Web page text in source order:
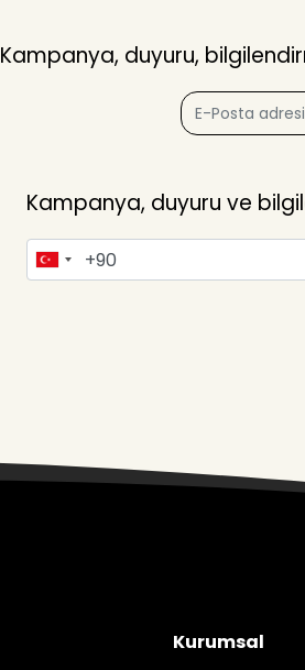
Kampanya, duyuru,
Kampanya, duyuru ve
Kurumsal